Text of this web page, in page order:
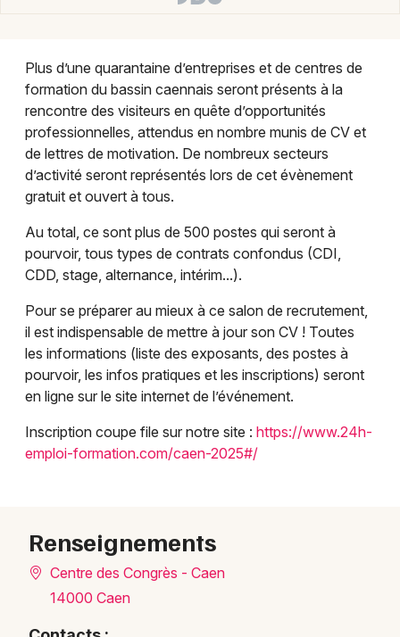
Sorties famille
Expos
Sorties & loisirs
Foires en Basse-Normandie
Foires en Normandie
Artistes en tournée
Magazine à Caen
Toulouse
Toutes les villes
Plus d’une quarantaine d’entreprises et de centres de
formation du bassin caennais seront présents à la
rencontre des visiteurs en quête d’opportunités
professionnelles, attendus en nombre munis de CV et
de lettres de motivation. De nombreux secteurs
d’activité seront représentés lors de cet évènement
gratuit et ouvert à tous.
Au total, ce sont plus de 500 postes qui seront à
pourvoir, tous types de contrats confondus (CDI,
CDD, stage, alternance, intérim...).
Pour se préparer au mieux à ce salon de recrutement,
il est indispensable de mettre à jour son CV ! Toutes
les informations (liste des exposants, des postes à
pourvoir, les infos pratiques et les inscriptions) seront
en ligne sur le site internet de l’événement.
Inscription coupe file sur notre site : https://www.24h-
emploi-formation.com/caen-2025#/
Renseignements
Centre des Congrès - Caen
14000 Caen